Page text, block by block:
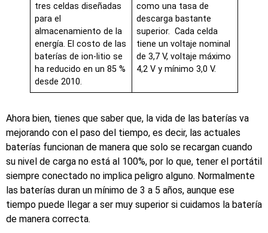
tres celdas diseñadas
para el
almacenamiento de la
energía. El costo de las
baterías de ion-litio se
ha reducido en un 85 %
desde 2010.
como una tasa de
descarga bastante
superior. Cada celda
tiene un voltaje nominal
de 3,7 V, voltaje máximo
4,2 V y mínimo 3,0 V.
Ahora bien, tienes que saber que, la vida de las baterías va
mejorando con el paso del tiempo, es decir, las actuales
baterías funcionan de manera que solo se recargan cuando
su nivel de carga no está al 100%, por lo que, tener el portátil
siempre conectado no implica peligro alguno. Normalmente
las baterías duran un mínimo de 3 a 5 años, aunque ese
tiempo puede llegar a ser muy superior si cuidamos la batería
de manera correcta.